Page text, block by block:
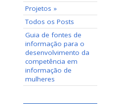
Projetos »
Todos os Posts
Guia de fontes de
informação para o
desenvolvimento da
competência em
informação de
mulheres